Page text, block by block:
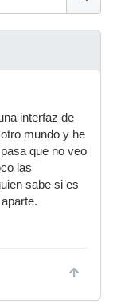
interfaz de
mundo y he
que no veo
las
sabe si es